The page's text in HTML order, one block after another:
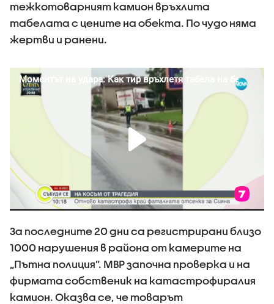
тежкотоварният камион връхлита
табелата с цените на обекта. По чудо няма
жертви и ранени.
За последните 20 дни са регистрирани близо
1000 нарушения в района от камерите на
„Пътна полиция”. МВР започна проверка и на
фирмата собственик на катастрофиралия
камион. Оказва се, че товарът